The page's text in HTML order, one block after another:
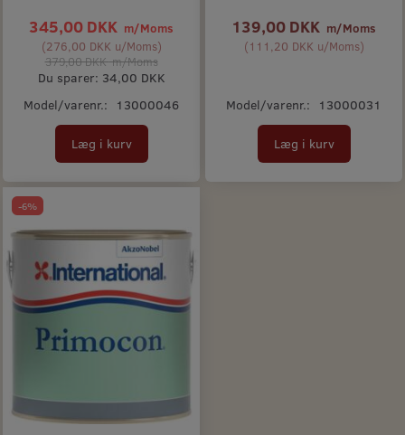
345,00 DKK m/Moms
(276,00 DKK u/Moms)
379,00 DKKm/Moms
Du sparer: 34,00 DKK
Model/varenr.:
13000046
Læg i kurv
139,00 DKK m/Moms
(111,20 DKK u/Moms)
Model/varenr.: 13000031
Læg i kurv
-6%